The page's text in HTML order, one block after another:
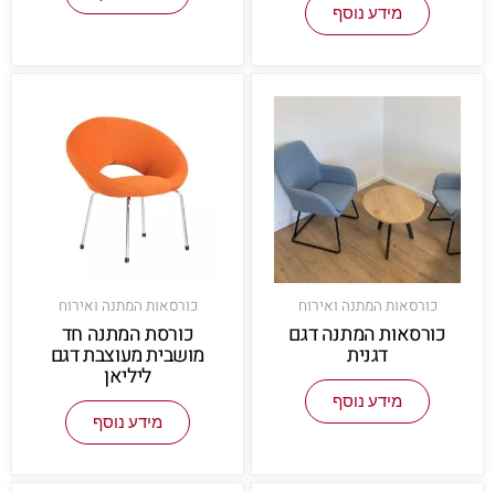
מידע נוסף
כורסאות המתנה ואירוח
כורסאות המתנה דגם
דגנית
מידע נוסף
כורסאות המתנה ואירוח
כורסת המתנה חד
מושבית מעוצבת דגם
ליליאן
מידע נוסף